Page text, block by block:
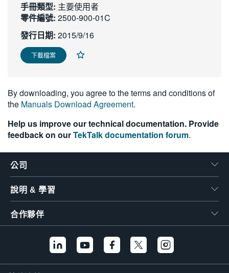
日本語
한국어
繁體中文
手冊類型: 主要使用者
零件編號: 2500-900-01C
發行日期: 2015/9/16
下載檔案
By downloading, you agree to the terms and conditions of
the Manuals Download Agreement.
Help us improve our technical documentation. Provide
feedback on ourTekTalk documentation forum.
公司
說明 & 學習
合作夥伴